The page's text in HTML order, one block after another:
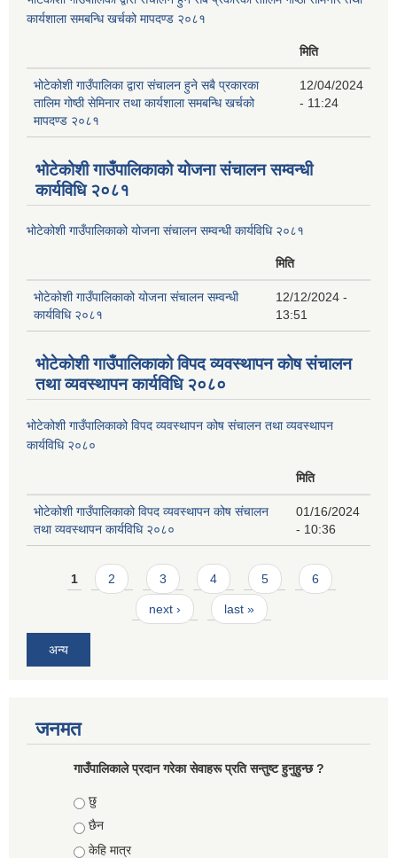
कार्यशाला समबन्धि खर्चको मापदण्ड २०८१
मिति
भोटेकोशी गाउँपालिका द्वारा संचालन हुने सबै प्रकारका
तालिम गोष्ठी सेमिनार तथा कार्यशाला समबन्धि खर्चको
मापदण्ड २०८१
12/04/2024
- 11:24
भोटेकोशी गाउँपालिकाको योजना संचालन सम्वन्धी
कार्यविधि २०८१
भोटेकोशी गाउँपालिकाको योजना संचालन सम्वन्धी कार्यविधि २०८१
मिति
भोटेकोशी गाउँपालिकाको योजना संचालन सम्वन्धी
कार्यविधि २०८१
12/12/2024 -
13:51
भोटेकोशी गाउँपालिकाको विपद व्यवस्थापन कोष संचालन
तथा व्यवस्थापन कार्यविधि २०८०
भोटेकोशी गाउँपालिकाको विपद व्यवस्थापन कोष संचालन तथा व्यवस्थापन
कार्यविधि २०८०
मिति
भोटेकोशी गाउँपालिकाको विपद व्यवस्थापन कोष संचालन
तथा व्यवस्थापन कार्यविधि २०८०
01/16/2024
- 10:36
Pages
1 2 3 4 5 6
next › last »
अन्य
जनमत
गाउँपालिकाले प्रदान गरेका सेवाहरू प्रति सन्तुष्ट हुनुहुन्छ ?
Choices
छु
छैन
केहि मात्र